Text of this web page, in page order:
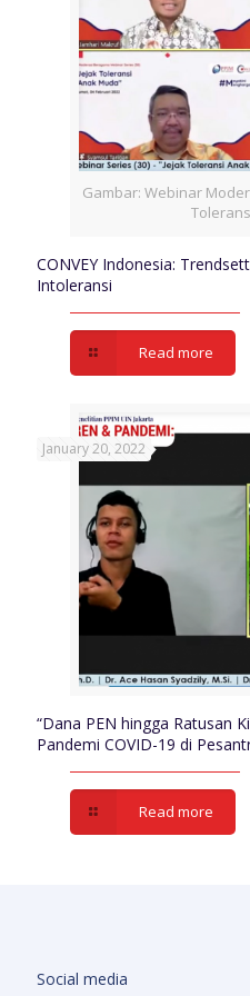
Gambar: Webinar
CONVEY Indonesia:
Intoleransi
Read more
January 20, 2022
“Dana PEN hingga Ratusan
Pandemi COVID-19 di
Read more
Social media